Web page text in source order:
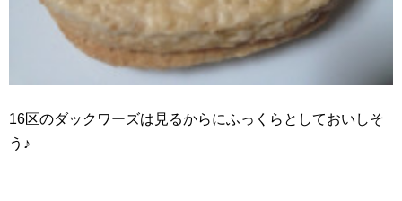
16区のダックワーズは見るからにふっくらとしておいしそ
う♪